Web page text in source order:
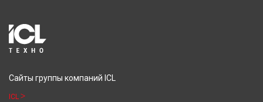
Сайты группы компаний ICL
ICL